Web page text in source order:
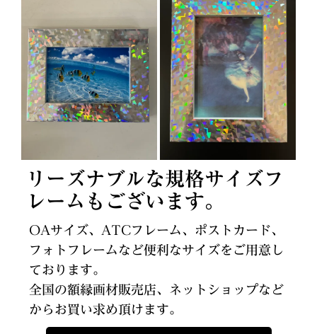
リーズナブルな規格サイズフ
レームもございます。
OAサイズ、ATCフレーム、ポストカード、
フォトフレームなど便利なサイズをご用意し
ております。
全国の額縁画材販売店、ネットショップなど
からお買い求め頂けます。